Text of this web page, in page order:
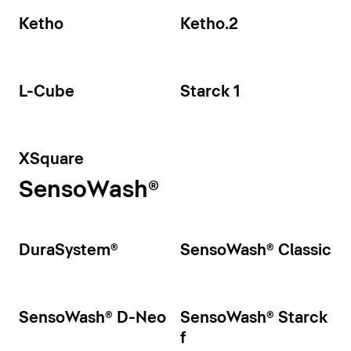
Ketho Ketho.2
L-Cube Starck 1
XSquare
SensoWash®
DuraSystem® SensoWash® Classic
SensoWash® D-Neo
SensoWash® Starck
f